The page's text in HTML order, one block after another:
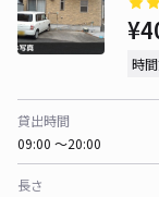
時
貸出時間
09:00 〜20:00
長さ